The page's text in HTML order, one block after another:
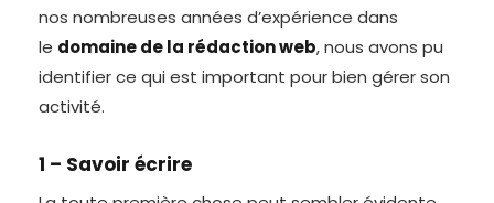
nos nombreuses années d’expérience dans
le domaine de la rédaction web, nous avons pu
identifier ce qui est important pour bien gérer son
activité.
1 – Savoir écrire